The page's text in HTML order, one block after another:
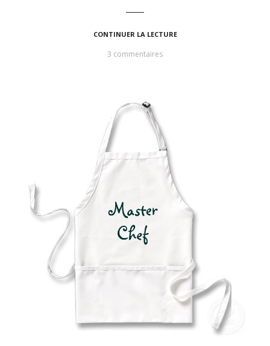
CONTINUER LA LECTURE
3 commentaires